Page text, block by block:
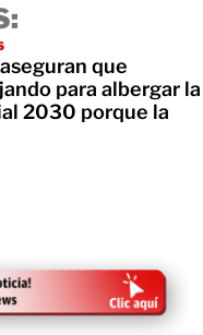
que
para albergar la
2030 porque la